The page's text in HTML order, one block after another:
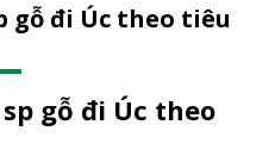
gỗ đi Úc theo tiêu
gỗ đi Úc theo